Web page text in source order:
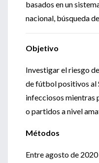
basados en un
nacional, búsqueda
Objetivo
Investigar el riesgo
de fútbol positivos al
infecciosos mientras
o partidos a nivel
Métodos
Entre agosto de